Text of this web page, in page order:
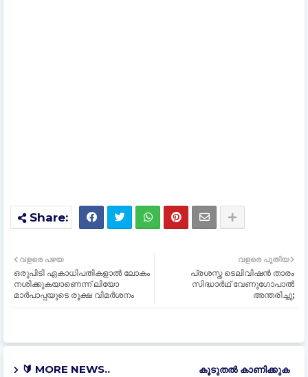
വളരെ പുതിയ
പ്രശസ്ത ടെലിവിഷൻ താരം
സിദ്ധാർഥ് വേണുഗോപാൽ
അന്തരിച്ചു;
വളരെ പഴയ
ഒരുപിടി ഏകാധിപതികളാൽ ലോകം
നശിക്കുകയാണെന്ന് ലിയോ
മാർപാപ്പയുടെ രൂക്ഷ വിമർശനം
🔰 MORE NEWS.. കൂടുതൽ‍ കാണിക്കുക